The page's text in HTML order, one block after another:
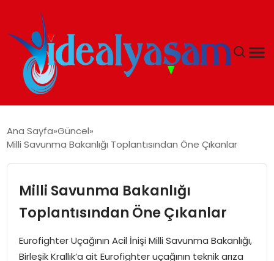
EKONOMI
İDEAL YAŞAM
İDEAL SPOR
Ana Sayfa Güncel
Milli Savunma Bakanlığı Toplantısından Öne Çıkanlar
Milli Savunma Bakanlığı
Toplantısından Öne Çıkanlar
Eurofighter Uçağının Acil İnişi Milli Savunma Bakanlığı,
Birleşik Krallık’a ait Eurofighter uçağının teknik arıza